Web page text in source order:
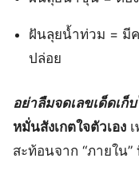
ฝันลุยน้ำท่วม = มี
ปล่อย
อย่าลืมจดเลขเด็ดเก็
หมั่นสังเกตใจตัวเอง
สะท้อนจาก “ภายใน”